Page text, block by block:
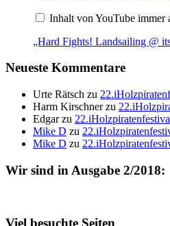
Inhalt von YouTube immer
„Hard Fights! Landsailing @
Neueste Kommentare
Urte Rätsch zu
Harm Kirschnerzu
Edgarzu
Mike D zu
Mike D zu
Wir sind in Ausgabe 2/2018: